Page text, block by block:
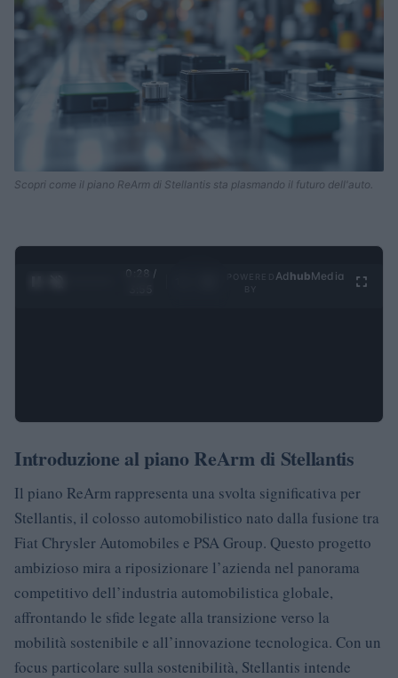
Scopri come il piano ReArm di Stellantis sta plasmando il futuro dell'auto.
0:28 /
Ad hubMedia
Introduzione al piano ReArm di Stellantis
Il piano ReArm rappresenta una svolta significativa per
Stellantis, il colosso automobilistico nato dalla fusione tra
Fiat Chrysler Automobiles e PSA Group. Questo progetto
ambizioso mira a riposizionare l’azienda nel panorama
competitivo dell’industria automobilistica globale,
affrontando le sfide legate alla transizione verso la
mobilità sostenibile e all’innovazione tecnologica. Con un
focus particolare sulla sostenibilità, Stellantis intende